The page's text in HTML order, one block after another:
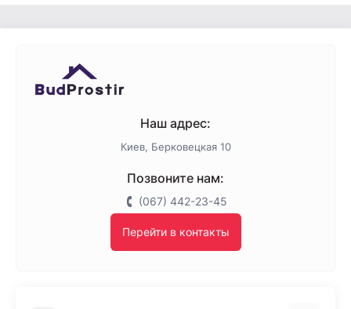
Наш адрес:
Киев, Берковецкая 10
Позвоните нам:
(067) 442-23-45
Перейти в контакты